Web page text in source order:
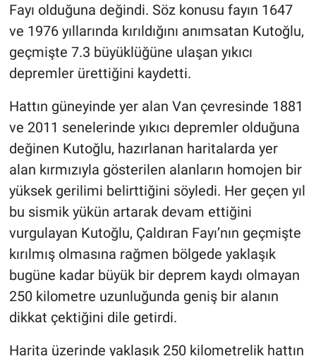
Fayı olduğuna değindi. Söz konusu fayın 1647
ve 1976 yıllarında kırıldığını anımsatan Kutoğlu,
geçmişte 7.3 büyüklüğüne ulaşan yıkıcı
depremler ürettiğini kaydetti.
Hattın güneyinde yer alan Van çevresinde 1881
ve 2011 senelerinde yıkıcı depremler olduğuna
değinen Kutoğlu, hazırlanan haritalarda yer
alan kırmızıyla gösterilen alanların homojen bir
yüksek gerilimi belirttiğini söyledi. Her geçen yıl
bu sismik yükün artarak devam ettiğini
vurgulayan Kutoğlu, Çaldıran Fayı’nın geçmişte
kırılmış olmasına rağmen bölgede yaklaşık
bugüne kadar büyük bir deprem kaydı olmayan
250 kilometre uzunluğunda geniş bir alanın
dikkat çektiğini dile getirdi.
Harita üzerinde yaklaşık 250 kilometrelik hattın